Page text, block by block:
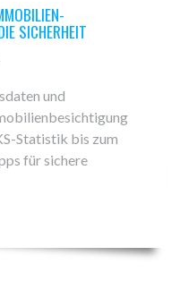
SICHERHEIT
und
Statistik bis zum
für sichere